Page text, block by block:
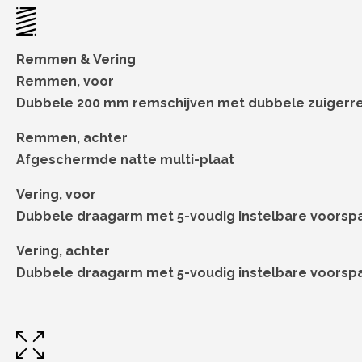
Remmen & Vering
Remmen, voor
Dubbele 200 mm remschijven met dubbele
Remmen, achter
Afgeschermde natte multi-plaat
Vering, voor
Dubbele draagarm met 5-voudig instelbare
Vering, achter
Dubbele draagarm met 5-voudig instelbare